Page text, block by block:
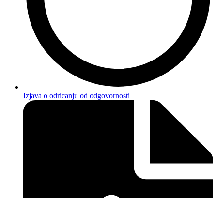
Izjava o odricanju od odgovornosti